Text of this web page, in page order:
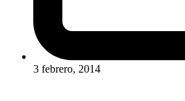
3 febrero, 2014